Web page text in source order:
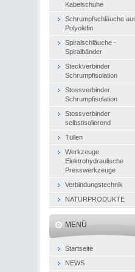
Kabelschuhe
Schrumpfschläuche
Polyolefin
Spiralschläuche -
Spiralbänder
Steckverbinder
Schrumpfisolation
Stossverbinder
Schrumpfisolation
Stossverbinder
selbstisolierend
Tüllen
Werkzeuge
Elektrohydraulische
Presswerkzeuge
Verbindungstechnik
NATURPRODUKTE
MENÜ
Startseite
NEWS